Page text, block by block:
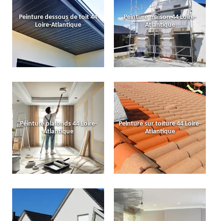
Peinture dessous de toit 44
Loire-Atlantique
Peinture maison 44 Loire-
Atlantique
Peinture plafonds 44 Loire-
Atlantique
Peinture sur toiture 44 Loire-
Atlantique